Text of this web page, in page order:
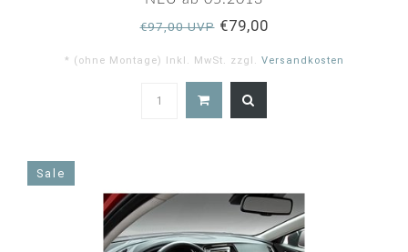
€97,00 UVP€79,00
* (ohne Montage) Inkl. MwSt. zzgl. Versandkosten
Sale